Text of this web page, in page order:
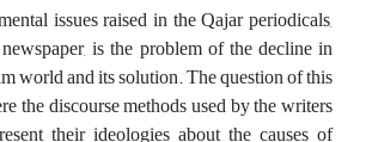
issues raised in the Qajar periodicals,
is the problem of the decline in
world and its solution. The question of this
the discourse methods used by the writers
their ideologies about the causes of